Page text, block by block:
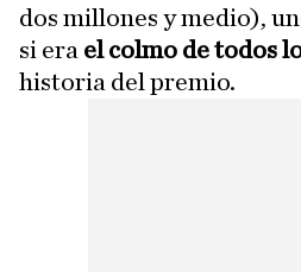
dos millones y medio),
si era el colmo de todos
historia del premio.